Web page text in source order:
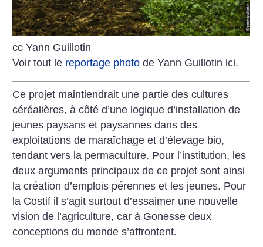
cc Yann Guillotin
Voir tout le reportage photo de Yann Guillotin ici.
Ce projet maintiendrait une partie des cultures
céréalières, à côté d’une logique d’installation de
jeunes paysans et paysannes dans des
exploitations de maraîchage et d’élevage bio,
tendant vers la permaculture. Pour l’institution, les
deux arguments principaux de ce projet sont ainsi
la création d’emplois pérennes et les jeunes. Pour
la Costif il s’agit surtout d’essaimer une nouvelle
vision de l’agriculture, car à Gonesse deux
conceptions du monde s’affrontent.